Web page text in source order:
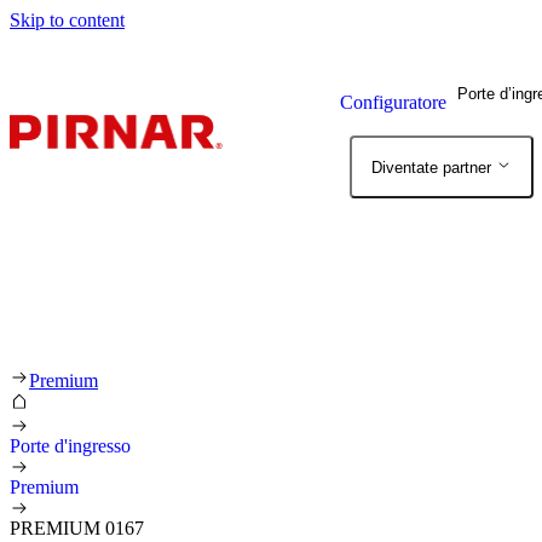
Skip to content
Configuratore Porte
Diventate partner
Premium
Porte d'ingresso
Premium
PREMIUM 0167